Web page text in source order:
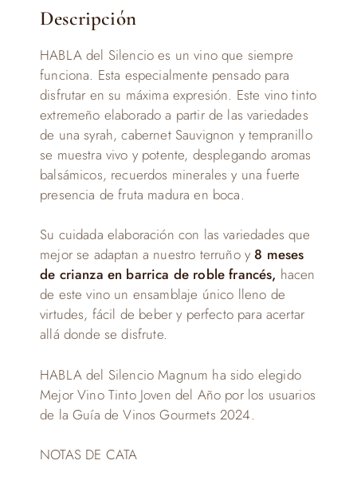
Descripción
HABLA del Silencio es un vino que siempre
funciona. Esta especialmente pensado para
disfrutar en su máxima expresión. Este vino tinto
extremeño elaborado a partir de las variedades
de una syrah, cabernet Sauvignon y tempranillo
se muestra vivo y potente, desplegando aromas
balsámicos, recuerdos minerales y una fuerte
presencia de fruta madura en boca.
Su cuidada elaboración con las variedades que
mejor se adaptan a nuestro terruño y 8 meses
de crianza en barrica de roble francés, hacen
de este vino un ensamblaje único lleno de
virtudes, fácil de beber y perfecto para acertar
allá donde se disfrute.
HABLA del Silencio Magnum ha sido elegido
Mejor Vino Tinto Joven del Año por los usuarios
de la Guía de Vinos Gourmets 2024.
NOTAS DE CATA